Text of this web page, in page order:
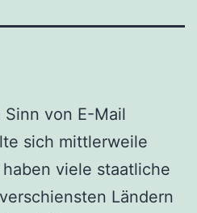
Sinn von E-Mail
sich mittlerweile
viele staatliche
Ländern